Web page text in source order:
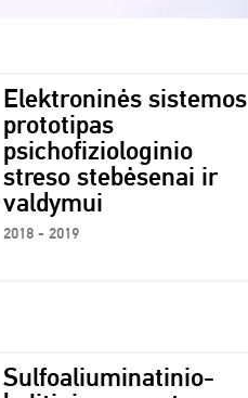
Elektroninės sistemos
prototipas
psichofiziologinio
streso stebėsenai ir
valdymui
2018 - 2019
Sulfoaliuminatinio-